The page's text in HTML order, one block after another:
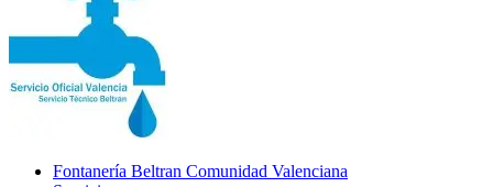
Fontanería Beltran Comunidad Valenciana